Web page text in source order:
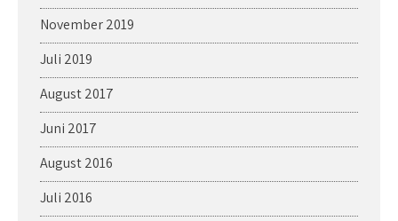
November 2019
Juli 2019
August 2017
Juni 2017
August 2016
Juli 2016